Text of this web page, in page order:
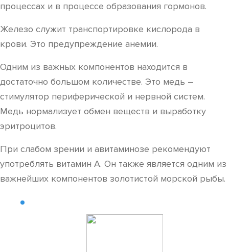
процессах и в процессе образования гормонов.
Железо служит транспортировке кислорода в
крови. Это предупреждение анемии.
Одним из важных компонентов находится в
достаточно большом количестве. Это медь –
стимулятор периферической и нервной систем.
Медь нормализует обмен веществ и выработку
эритроцитов.
При слабом зрении и авитаминозе рекомендуют
употреблять витамин А. Он также является одним из
важнейших компонентов золотистой морской рыбы.